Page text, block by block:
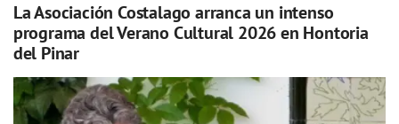
La Asociación Costalago arranca un intenso
programa del Verano Cultural 2026 en Hontoria
del Pinar